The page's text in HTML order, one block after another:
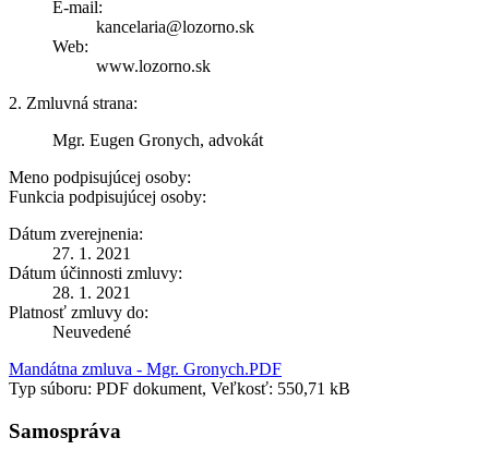
E-mail:
kancelaria@lozorno.sk
Web:
www.lozorno.sk
2. Zmluvná strana:
Mgr. Eugen Gronych, advokát
Meno podpisujúcej osoby:
Funkcia podpisujúcej osoby:
Dátum zverejnenia:
27. 1. 2021
Dátum účinnosti zmluvy:
28. 1. 2021
Platnosť zmluvy do:
Neuvedené
Mandátna zmluva - Mgr. Gronych.PDF
Typ súboru: PDF dokument, Veľkosť: 550,71 kB
Samospráva